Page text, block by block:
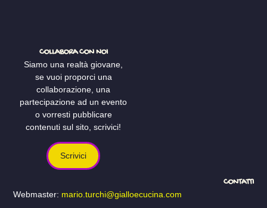
COLLABORA CON NOI
Siamo una realtà giovane,
se vuoi proporci una
collaborazione, una
partecipazione ad un evento
o vorresti pubblicare
contenuti sul sito, scrivici!
Scrivici
CONTATTI
Webmaster: mario.turchi@gialloecucina.com